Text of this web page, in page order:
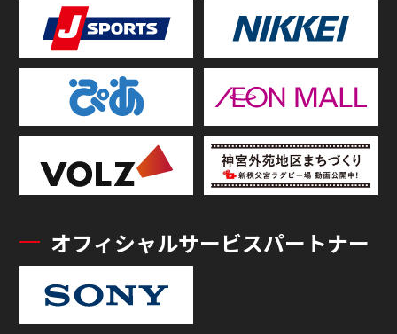
オフィシャルサービスパートナー